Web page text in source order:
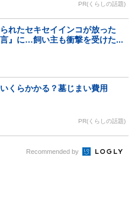
PR(くらしの話題)
れたセキセイインコが放った
言』に…飼い主も衝撃を受けた...
くらかかる？墓じまい費用
PR(くらしの話題)
Recommended by